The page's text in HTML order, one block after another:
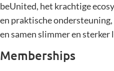
beUnited, het krachtige
en praktische
en samen slimmer en sterker
Memberships